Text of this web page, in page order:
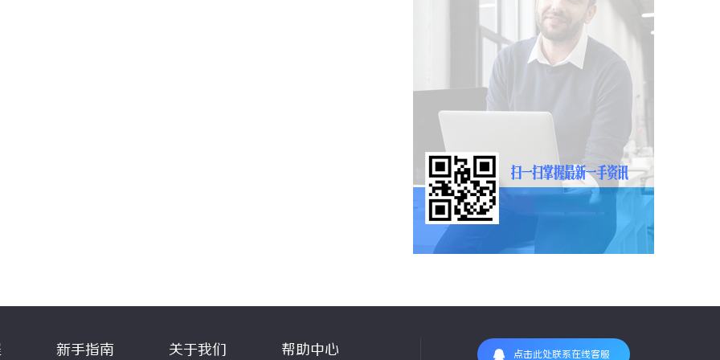
新手指南 关于我们 帮助中心 点击此处联系在线客服